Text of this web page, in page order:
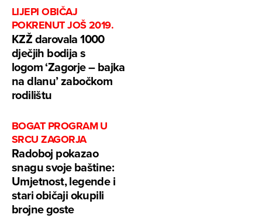
LIJEPI OBIČAJ
POKRENUT JOŠ 2019.
KZŽ darovala 1000
dječjih bodija s
logom ‘Zagorje – bajka
na dlanu’ zabočkom
rodilištu
BOGAT PROGRAM U
SRCU ZAGORJA
Radoboj pokazao
snagu svoje baštine:
Umjetnost, legende i
stari običaji okupili
brojne goste